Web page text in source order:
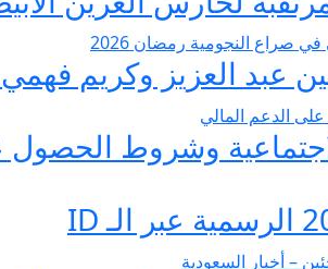
العزيز وكريم فهمي
وشروط الحصول